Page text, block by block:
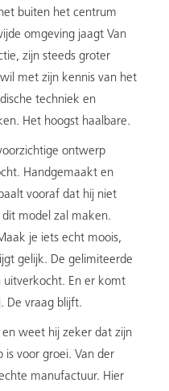
buiten het centrum
omgeving jaagt Van
zijn steeds groter
met zijn kennis van het
techniek en
Het hoogst haalbare.
ontwerp
Handgemaakt en
vooraf dat hij niet
model zal maken.
je iets echt moois,
gelijk. De gelimiteerde
uitverkocht. En er komt
De vraag blijft.
weet hij zeker dat zijn
voor groei. Van der
manufactuur. Hier